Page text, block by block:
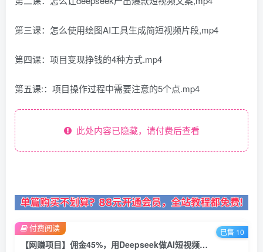
第三课：怎么使用绘图AI工具生成简短视频片段,mp4
第四课：项目变现挣钱的4种方式.mp4
第五课:：项目操作过程中需要注意的5个点.mp4
此处内容已隐藏，请付费后查看
【网赚项目】佣金45%，用Deepseek做AI短视频变现，5天出单起号经验分享
付费阅读 已售 10